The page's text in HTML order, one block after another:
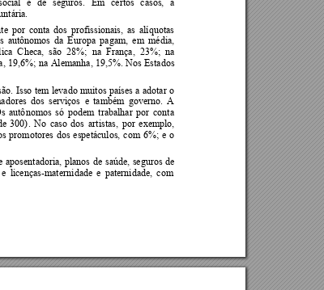
por conta dos profissionais, as alíquotas
autônomos da Europa pagam, em média,
Checa,  são  28%; na  França, 23%;  na
19,6%; na Alemanha, 19,5%. Nos Estados
Isso tem levado muitos países a adotar o
dos serviços e também governo. A
autônomos só podem trabalhar por conta
e 300). No caso dos artistas, por exemplo,
promotores dos espetáculos, com 6%; e o
aposentadoria, planos de saúde, seguros de
e licenças-maternidade e paternidade, com